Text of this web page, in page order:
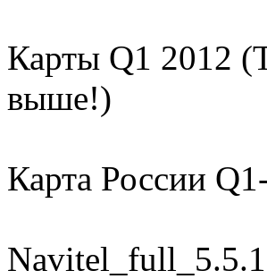
Карты Q1 2012
выше!)
Карта России